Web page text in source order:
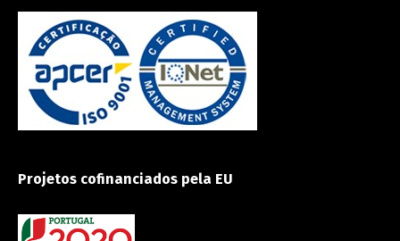
Projetos cofinanciados pela EU